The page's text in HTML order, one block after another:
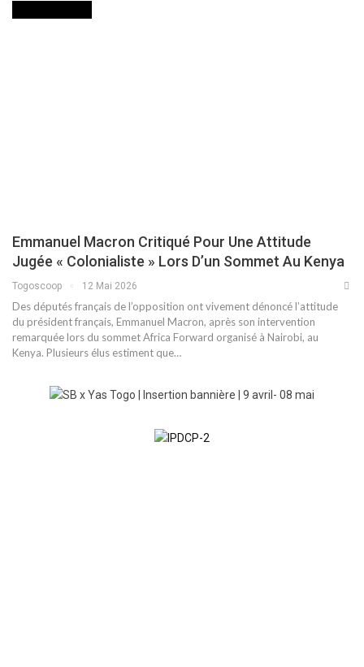
Emmanuel Macron Critiqué Pour Une Attitude
Jugée « Colonialiste » Lors D’un Sommet Au Kenya
Togoscoop 12 Mai 2026
Des députés français de l’opposition ont vivement dénoncé l’attitude
du président français, Emmanuel Macron, après son intervention
remarquée lors du sommet Africa Forward organisé à Nairobi, au
Kenya. Plusieurs élus estiment que…